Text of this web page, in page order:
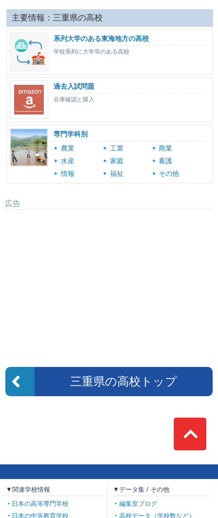
主要情報：三重県の高校
系列大学のある東海地方の高校
学校系列に大学等のある高校
過去入試問題
在庫確認と購入
専門学科別
農業
工業
商業
水産
家庭
看護
情報
福祉 その他
広告
三重県の高校トップ
Top
▼関連学校情報
日本の高等専門学校
日本の中等教育学校
▼データ集 / その他
編集室ブログ
高校データ（学校数など）